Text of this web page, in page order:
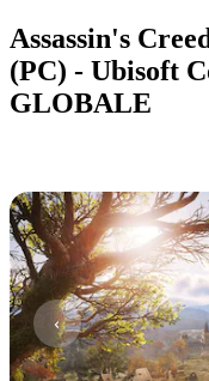
Assassin's
(PC) - Ubisoft
GLOBALE